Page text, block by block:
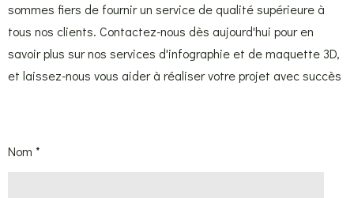
sommes fiers de fournir un service de qualité supérieure à
tous nos clients. Contactez-nous dès aujourd'hui pour en
savoir plus sur nos services d'infographie et de maquette 3D,
et laissez-nous vous aider à réaliser votre projet avec succès
Nom *